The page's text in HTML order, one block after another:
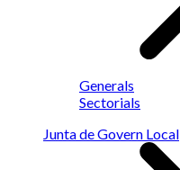
Generals
Sectorials
Junta de Govern Local